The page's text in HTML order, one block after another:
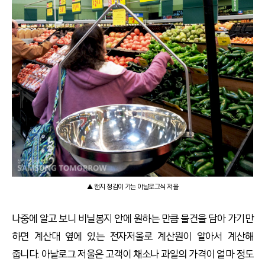
▲ 왠지 정감이 가는 아날로그식 저울
나중에 알고 보니 비닐봉지 안에 원하는 만큼 물건을 담아 가기만
하면 계산대 옆에 있는 전자저울로 계산원이 알아서 계산해
줍니다. 아날로그 저울은 고객이 채소나 과일의 가격이 얼마 정도